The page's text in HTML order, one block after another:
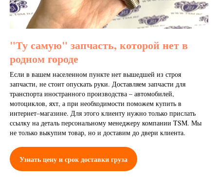
"Ту самую" запчасть, которой нет в
родном городе
Если в вашем населенном пункте нет вышедшей из строя
запчасти, не стоит опускать руки. Доставляем запчасти для
транспорта иностранного производства – автомобилей,
мотоциклов, яхт, а при необходимости поможем купить в
интернет–магазине. Для этого клиенту нужно только прислать
ссылку на деталь персональному менеджеру компании TSM. Мы
не только выкупим товар, но и доставим до двери клиента.
Узнать цену и срок доставки груза